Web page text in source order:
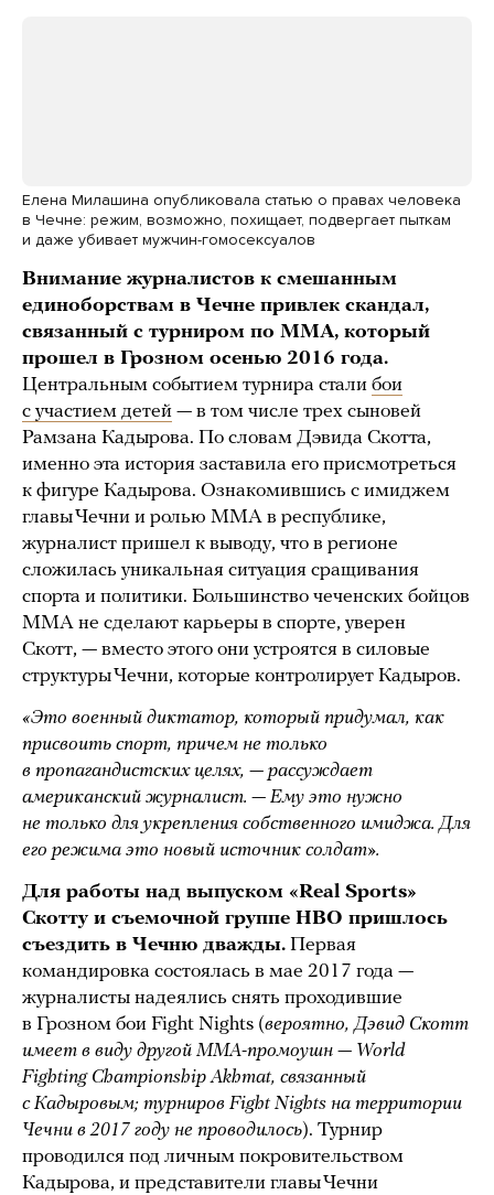
Елена Милашина опубликовала статью о правах человека
в Чечне: режим, возможно, похищает, подвергает пыткам
и даже убивает мужчин-гомосексуалов
Внимание журналистов к смешанным
единоборствам в Чечне привлек скандал,
связанный с турниром по MMA, который
прошел в Грозном осенью 2016 года.
Центральным событием турнира стали бои
с участием детей — в том числе трех сыновей
Рамзана Кадырова. По словам Дэвида Скотта,
именно эта история заставила его присмотреться
к фигуре Кадырова. Ознакомившись с имиджем
главы Чечни и ролью ММА в республике,
журналист пришел к выводу, что в регионе
сложилась уникальная ситуация сращивания
спорта и политики. Большинство чеченских бойцов
MMA не сделают карьеры в спорте, уверен
Скотт, — вместо этого они устроятся в силовые
структуры Чечни, которые контролирует Кадыров.
«Это военный диктатор, который придумал, как
присвоить спорт, причем не только
в пропагандистских целях, — рассуждает
американский журналист. — Ему это нужно
не только для укрепления собственного имиджа. Для
его режима это новый источник солдат».
Для работы над выпуском «Real Sports»
Скотту и съемочной группе HBO пришлось
съездить в Чечню дважды. Первая
командировка состоялась в мае 2017 года —
журналисты надеялись снять проходившие
в Грозном бои Fight Nights (вероятно, Дэвид Скотт
имеет в виду другой MMA-промоушн — World
Fighting Championship Akhmat, связанный
с Кадыровым; турниров Fight Nights на территории
Чечни в 2017 году не проводилось). Турнир
проводился под личным покровительством
Кадырова, и представители главы Чечни